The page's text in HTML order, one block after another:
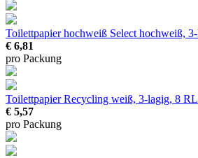
Toilettpapier hochweiß Select hochweiß,
€ 6,81
pro Packung
Toilettpapier Recycling weiß, 3-lagig, 8
€ 5,57
pro Packung